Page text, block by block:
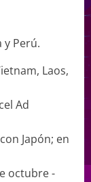
y Perú.
Laos,
Ad
Japón; en
octubre -